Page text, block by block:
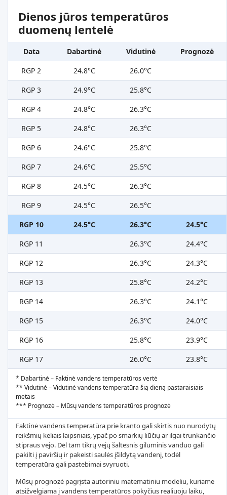
Dienos jūros temperatūros
duomenų lentelė
Data Dabartinė Vidutinė
Prognozė
RGP 2
24.8°C
26.0°C
RGP 3
24.9°C
25.8°C
RGP 4
24.8°C
26.3°C
RGP 5
24.8°C
26.3°C
RGP 6
24.6°C
25.8°C
RGP 7
24.6°C
25.5°C
RGP 8
24.5°C
26.3°C
RGP 9
24.5°C
26.5°C
RGP 10
24.5°C 26.3°C
24.5°C
RGP 11
26.3°C
24.4°C
RGP 12
26.3°C
24.3°C
RGP 13
25.8°C
24.2°C
RGP 14
26.3°C
24.1°C
RGP 15
26.3°C
24.0°C
RGP 16
25.8°C
23.9°C
RGP 17
26.0°C 23.8°C
* Dabartinė – Faktinė vandens temperatūros vertė
** Vidutinė – Vidutinė vandens temperatūra šią dieną pastaraisiais
metais
*** Prognozė – Mūsų vandens temperatūros prognozė
Faktinė vandens temperatūra prie kranto gali skirtis nuo nurodytų
reikšmių keliais laipsniais, ypač po smarkių liūčių ar ilgai trunkančio
stipraus vėjo. Dėl tam tikrų vėjų šaltesnis giluminis vanduo gali
pakilti į paviršių ir pakeisti saulės įšildytą vandenį, todėl
temperatūra gali pastebimai svyruoti.
Mūsų prognozė pagrįsta autoriniu matematiniu modeliu, kuriame
atsižvelgiama į vandens temperatūros pokyčius realiuoju laiku,